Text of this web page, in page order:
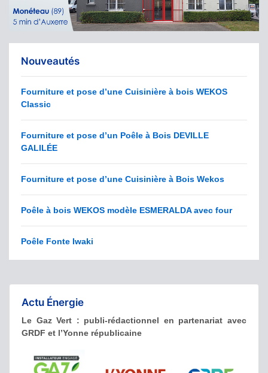
Nouveautés
Fourniture et pose d’une Cuisinière à bois WEKOS
Classic
Fourniture et pose d’un Poêle à Bois DEVILLE
GALILÉE
Fourniture et pose d’une Cuisinière à Bois Wekos
Poêle à bois WEKOS modèle ESMERALDA avec four
Poêle Fonte Iwaki
Actu Énergie
Le Gaz Vert : publi-rédactionnel en partenariat avec
GRDF et l’Yonne républicaine